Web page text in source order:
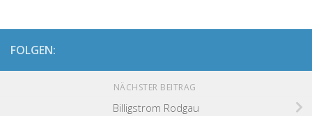
FOLGEN:
NÄCHSTER BEITRAG
Billigstrom Rodgau